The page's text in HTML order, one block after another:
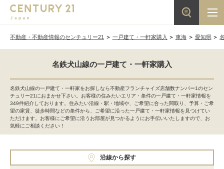
不動産・不動産情報のセンチュリー21 一戸建て・一軒家購入 東海 愛知県
名鉄犬山線の一戸建て・一軒家購入
名鉄犬山線の一戸建て・一軒家をお探しなら不動産フランチャイズ店舗数ナンバー1のセン
チュリー21におまかせ下さい。お客様の住みたいエリア・条件の一戸建て・一軒家情報を
349件紹介しております。住みたい沿線・駅・地域や、ご希望に合った間取り、予算・ご希
望の家賃、徒歩時間などの条件から、ご希望に沿った一戸建て・一軒家情報を見つけてい
ただけます。お客様にご希望に沿うお部屋が見つかるようにお手伝いいたしますので、お
気軽にご相談ください！
沿線から探す